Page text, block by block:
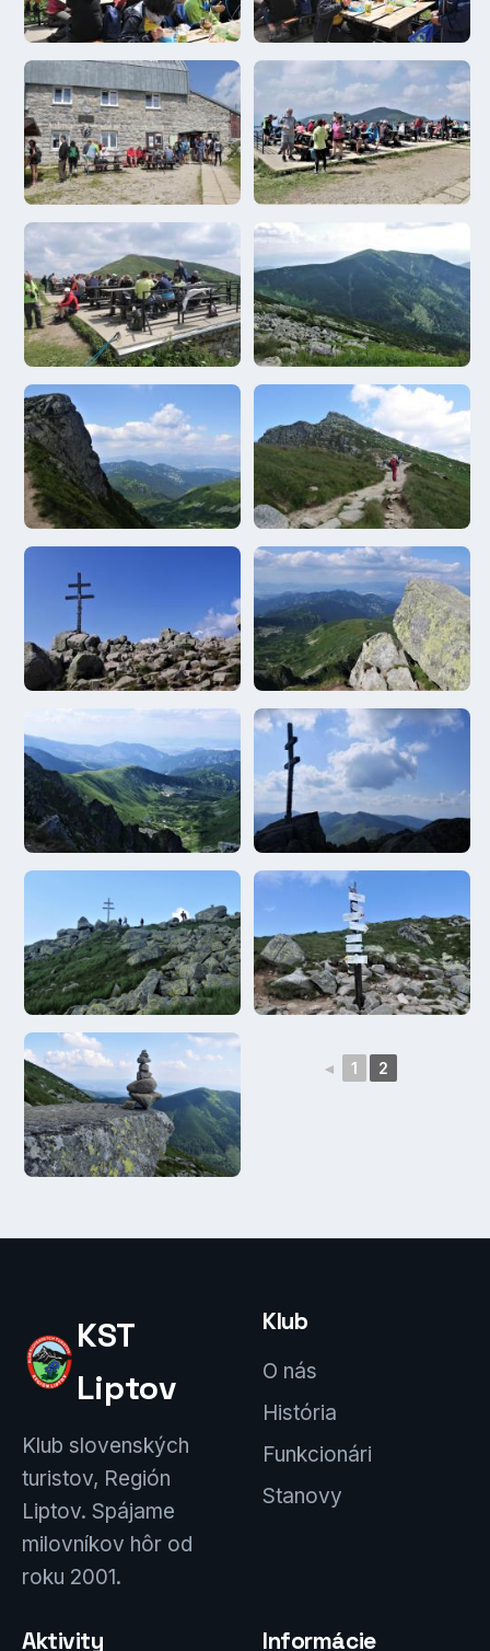
◄ 1 2
KST
Liptov
Klub slovenských
turistov, Región
Liptov. Spájame
milovníkov hôr od
roku 2001.
Klub
O nás
História
Funkcionári
Stanovy
Aktivity Informácie